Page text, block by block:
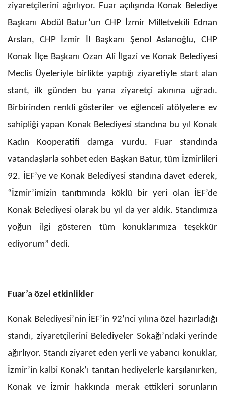
ziyaretçilerini ağırlıyor. Fuar açılışında Konak Belediye
Başkanı Abdül Batur’un CHP İzmir Milletvekili Ednan
Arslan, CHP İzmir İl Başkanı Şenol Aslanoğlu, CHP
Konak İlçe Başkanı Ozan Ali İlgazi ve Konak Belediyesi
Meclis Üyeleriyle birlikte yaptığı ziyaretiyle start alan
stant, ilk günden bu yana ziyaretçi akınına uğradı.
Birbirinden renkli gösteriler ve eğlenceli atölyelere ev
sahipliği yapan Konak Belediyesi standına bu yıl Konak
Kadın Kooperatifi damga vurdu. Fuar standında
vatandaşlarla sohbet eden Başkan Batur, tüm İzmirlileri
92. İEF’ye ve Konak Belediyesi standına davet ederek,
“İzmir’imizin tanıtımında köklü bir yeri olan İEF’de
Konak Belediyesi olarak bu yıl da yer aldık. Standımıza
yoğun ilgi gösteren tüm konuklarımıza teşekkür
ediyorum” dedi.
Fuar’a özel etkinlikler
Konak Belediyesi’nin İEF’in 92’nci yılına özel hazırladığı
standı, ziyaretçilerini Belediyeler Sokağı’ndaki yerinde
ağırlıyor. Standı ziyaret eden yerli ve yabancı konuklar,
İzmir’in kalbi Konak’ı tanıtan hediyelerle karşılanırken,
Konak ve İzmir hakkında merak ettikleri sorunların